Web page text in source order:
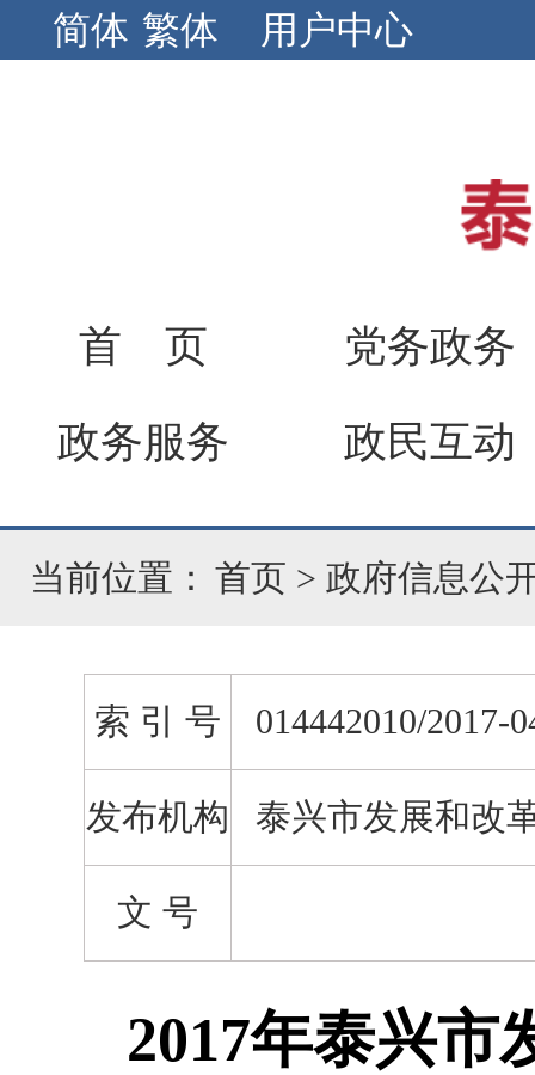
简体 繁体 用户中心
首 页
党务政务
政务服务
政民互动
当前位置： 首页 > 政府信息公
索 引 号 014442010/2017-
发布机构 泰兴市发展和改
文 号
2017年泰兴市